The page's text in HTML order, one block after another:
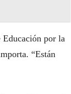
Educación por la
“Están